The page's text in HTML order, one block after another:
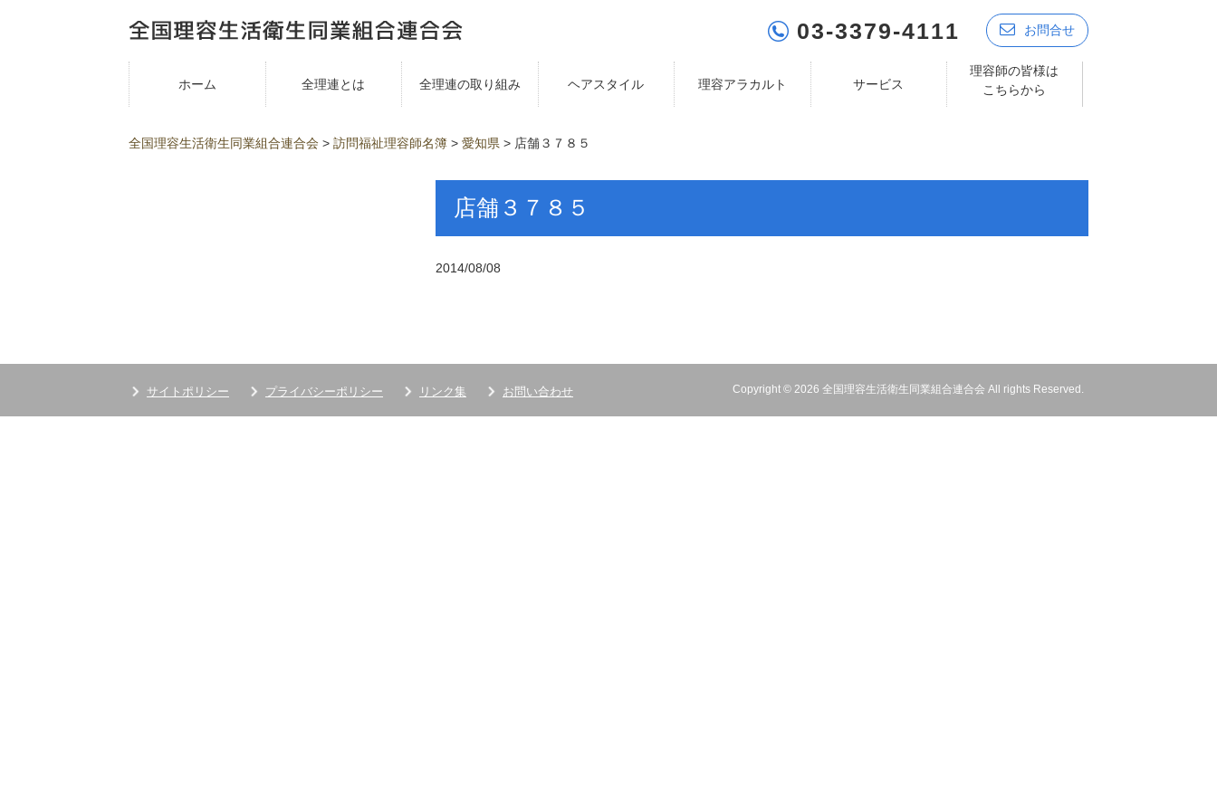
03-3379-4111 お問合せ
ホーム 全理連とは 全理連の取り組み ヘアスタイル 理容アラカルト サービス
理容師の皆様は
こちらから
全国理容生活衛生同業組合連合会 > 訪問福祉理容師名簿 > 愛知県 > 店舗３７８５
店舗３７８５
2014/08/08
サイトポリシー プライバシーポリシー リンク集 お問い合わせ Copyright © 2026 全国理容生活衛生同業組合連合会 All rights Reserved.